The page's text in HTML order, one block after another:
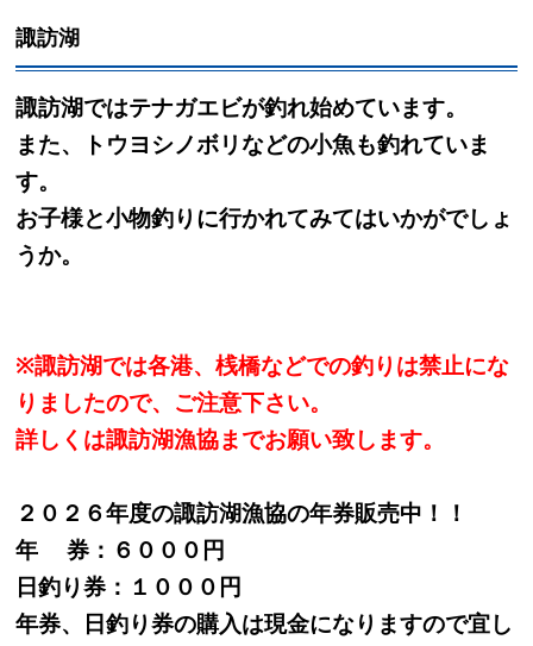
諏訪湖
諏訪湖ではテナガエビが釣れ始めています。
また、トウヨシノボリなどの小魚も釣れていま
す。
お子様と小物釣りに行かれてみてはいかがでしょ
うか。
※諏訪湖では各港、桟橋などでの釣りは禁止にな
りましたので、ご注意下さい。
詳しくは諏訪湖漁協までお願い致します。
２０２６年度の諏訪湖漁協の年券販売中！！
年 券：６０００円
日釣り券：１０００円
年券、日釣り券の購入は現金になりますので宜し